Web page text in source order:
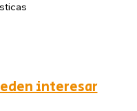
interesar